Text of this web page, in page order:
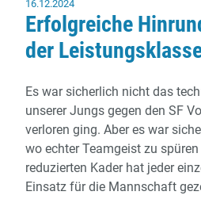
16.12.2024
Erfolgreiche
der
Es war sicherlich nicht das
unserer Jungs gegen den SF
verloren ging. Aber es war
wo echter Teamgeist zu
reduzierten Kader hat jeder
Einsatz für die Mannschaft